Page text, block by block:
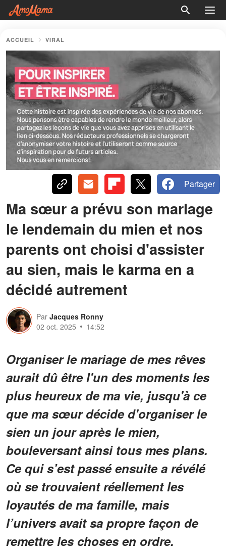
ACCUEIL VIRAL
Partager
Ma sœur a prévu son mariage
le lendemain du mien et nos
parents ont choisi d'assister
au sien, mais le karma en a
décidé autrement
Par Jacques Ronny
02 oct. 2025
14:52
Organiser le mariage de mes rêves
aurait dû être l'un des moments les
plus heureux de ma vie, jusqu'à ce
que ma sœur décide d'organiser le
sien un jour après le mien,
bouleversant ainsi tous mes plans.
Ce qui s’est passé ensuite a révélé
où se trouvaient réellement les
loyautés de ma famille, mais
l’univers avait sa propre façon de
remettre les choses en ordre.